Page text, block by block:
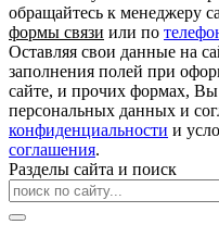
обращайтесь к менеджеру
формы связи или по
Оставляя свои данные на
заполнения полей при
сайте, и прочих формах, Вы
персональных данных и
конфиденциальности и
соглашения.
Разделы сайта и поиск